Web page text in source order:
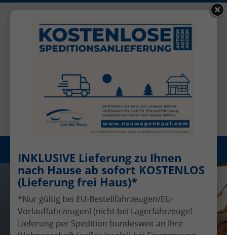
Öffnungszeiten: Mo - Fr 08.00 - 17.00
Registrieren
INKLUSIVE Lieferung zu Ihnen
nach Hause ab sofort KOSTENLOS
(Lieferung frei Haus)*
*Nur gültig bei EU-Bestellfahrzeugen/EU-
Vorlauffahrzeugen! (nicht bei Lagerfahrzeuge!
Lieferung per Spedition bundesweit an Ihre